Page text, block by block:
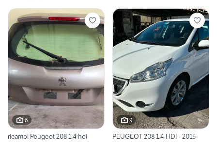
6
ricambi Peugeot 208 1.4 hdi
9
PEUGEOT 208 1.4 HDI - 2015